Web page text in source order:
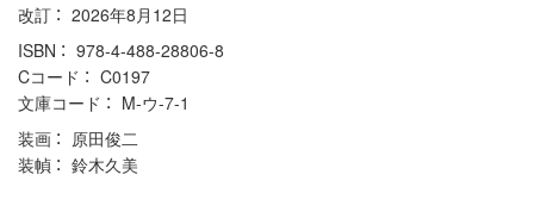
改訂
2026年8月12日
ISBN
978-4-488-28806-8
Cコード
C0197
文庫コード
M-ウ-7-1
装画
原田俊二
装幀
鈴木久美